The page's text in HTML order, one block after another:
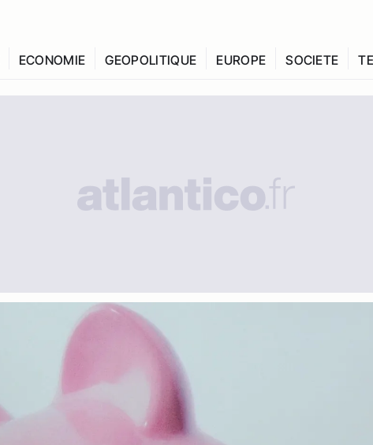
ECONOMIE GEOPOLITIQUE EUROPE SOCIETE